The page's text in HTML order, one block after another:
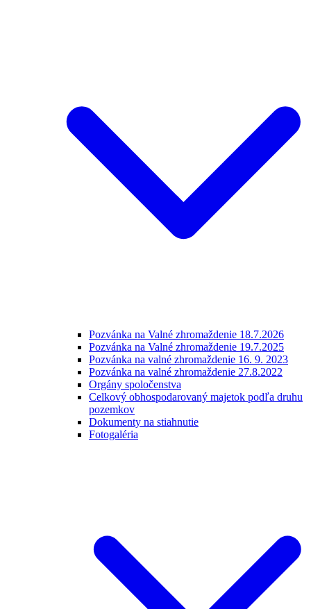
Pozvánka na Valné zhromaždenie 18.7.2026
Pozvánka na Valné zhromaždenie 19.7.2025
Pozvánka na valné zhromaždenie 16. 9. 2023
Pozvánka na valné zhromaždenie 27.8.2022
Orgány spoločenstva
Celkový obhospodarovaný majetok podľa druhu
pozemkov
Dokumenty na stiahnutie
Fotogaléria